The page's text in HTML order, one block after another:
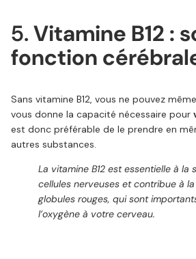
5.Vitamine B12 :
fonction
Sans vitamine B12, vous ne pouvez
vous donne la capacité nécessaire pour
est donc préférable de le prendre en
autres substances.
La vitamine B12 est essentielle à la
cellules nerveuses et contribue à
globules rouges, qui sont
l’oxygène à votre cerveau.